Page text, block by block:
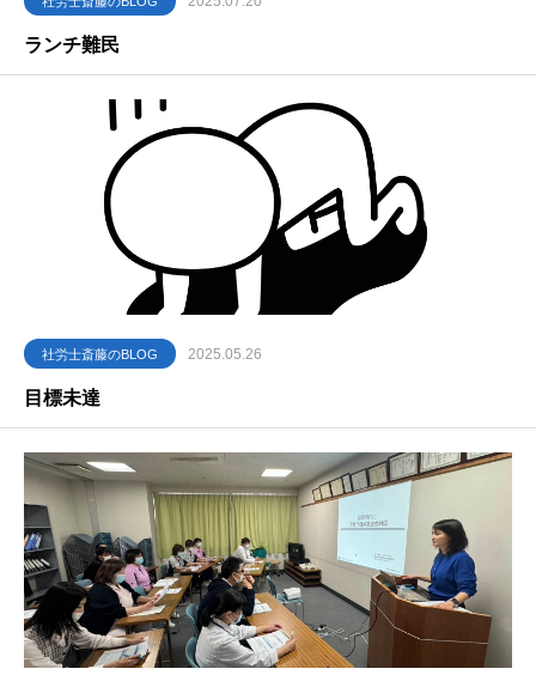
ランチ難民
社労士斎藤のBLOG 2025.05.26
目標未達